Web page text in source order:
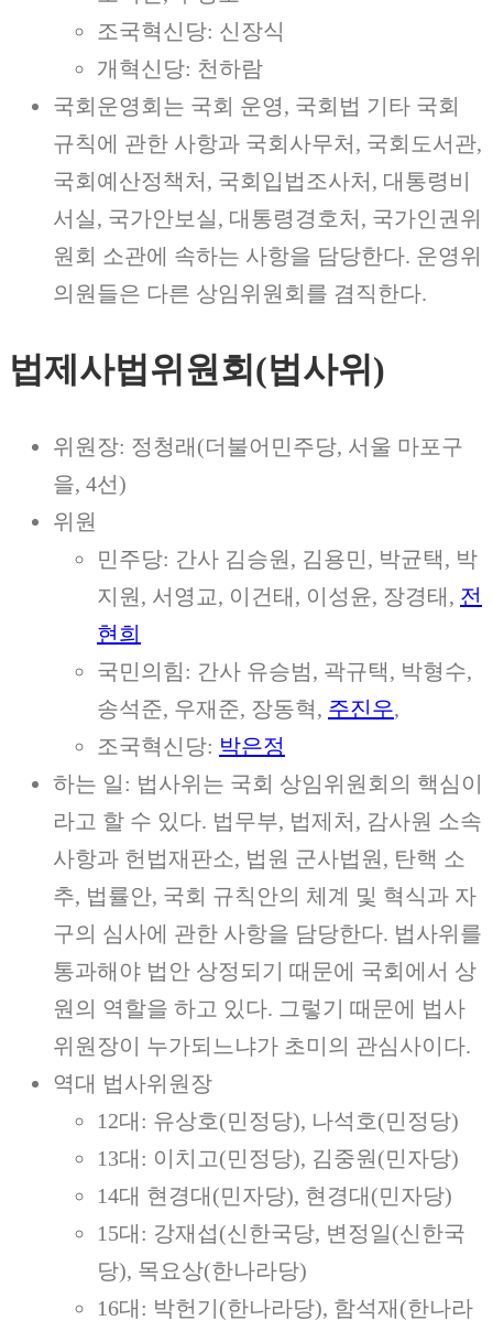
조국혁신당: 신장식
개혁신당: 천하람
국회운영회는 국회 운영, 국회법 기타 국회
규칙에 관한 사항과 국회사무처, 국회도서관,
국회예산정책처, 국회입법조사처, 대통령비
서실, 국가안보실, 대통령경호처, 국가인권위
원회 소관에 속하는 사항을 담당한다. 운영위
의원들은 다른 상임위원회를 겸직한다.
법제사법위원회(법사위)
위원장: 정청래(더불어민주당, 서울 마포구
을, 4선)
위원
민주당: 간사 김승원, 김용민, 박균택, 박
지원, 서영교, 이건태, 이성윤, 장경태, 전
현희
국민의힘: 간사 유승범, 곽규택, 박형수,
송석준, 우재준, 장동혁, 주진우,
조국혁신당: 박은정
하는 일: 법사위는 국회 상임위원회의 핵심이
라고 할 수 있다. 법무부, 법제처, 감사원 소속
사항과 헌법재판소, 법원 군사법원, 탄핵 소
추, 법률안, 국회 규칙안의 체계 및 혁식과 자
구의 심사에 관한 사항을 담당한다. 법사위를
통과해야 법안 상정되기 때문에 국회에서 상
원의 역할을 하고 있다. 그렇기 때문에 법사
위원장이 누가되느냐가 초미의 관심사이다.
역대 법사위원장
12대: 유상호(민정당), 나석호(민정당)
13대: 이치고(민정당), 김중원(민자당)
14대 현경대(민자당), 현경대(민자당)
15대: 강재섭(신한국당, 변정일(신한국
당), 목요상(한나라당)
16대: 박헌기(한나라당), 함석재(한나라